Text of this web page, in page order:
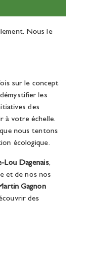
Nous le
sur le concept
les
des
à votre échelle.
nous tentons
écologique.
Lou Dagenais,
et de nos nos
Gagnon
des